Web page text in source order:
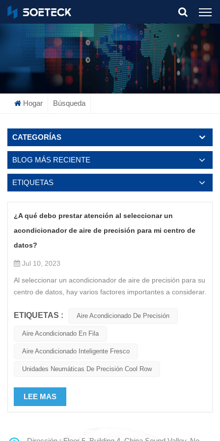
What Are You Looking For?
Hogar Búsqueda
CATEGORÍAS
BLOG MÁS RECIENTE
ETIQUETAS
¿A qué debo prestar atención al seleccionar un
acondicionador de aire de precisión para mi centro de
datos?
Jul 10, 2023
Al seleccionar un acondicionador de aire de precisión para su
centro de datos, hay varios factores importantes a considerar.
atención: Capacidad de enfriamiento: asegúrese de que la
Considere cosas como el tamaño del espacio, la densidad del
acondicionado de precisión que ofrezcan opciones de
redundancia y escalabilidad. La redundancia garantiza una
refrigeración ininterrumpida en caso de que falle una unidad,
ETIQUETAS : Aire Acondicionado De Precisión
Aire Acondicionado En Fila
Aire Acondicionado Inteligente Fresco
Unidades Neumáticas De Precisión Cool Row
LEE MAS